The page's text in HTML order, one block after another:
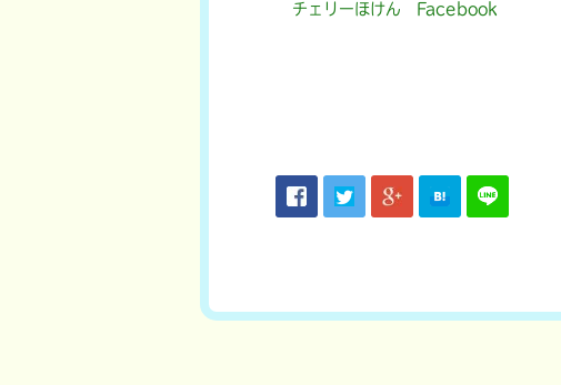
チェリーほけん Facebook